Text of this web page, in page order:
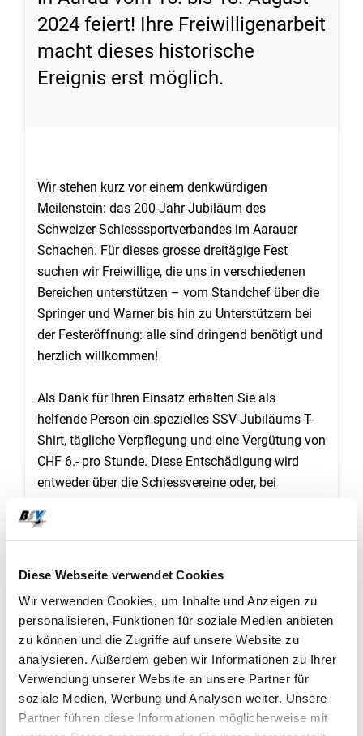
Diese Webseite verwendet Cookies
Wir verwenden Cookies, um Inhalte und Anzeigen zu
personalisieren, Funktionen für soziale Medien anbieten
zu können und die Zugriffe auf unsere Website zu
analysieren. Außerdem geben wir Informationen zu Ihrer
Verwendung unserer Website an unsere Partner für
soziale Medien, Werbung und Analysen weiter. Unsere
Partner führen diese Informationen möglicherweise mit
2024 feiert! Ihre Freiwilligenarbeit
macht dieses historische
Ereignis erst möglich.
Wir stehen kurz vor einem denkwürdigen
Meilenstein: das 200-Jahr-Jubiläum des
Schweizer Schiesssportverbandes im Aarauer
Schachen. Für dieses grosse dreitägige Fest
suchen wir Freiwillige, die uns in verschiedenen
Bereichen unterstützen – vom Standchef über die
Springer und Warner bis hin zu Unterstützern bei
der Festeröffnung: alle sind dringend benötigt und
herzlich willkommen!
Als Dank für Ihren Einsatz erhalten Sie als
helfende Person ein spezielles SSV-Jubiläums-T-
Shirt, tägliche Verpflegung und eine Vergütung von
CHF 6.- pro Stunde. Diese Entschädigung wird
entweder über die Schiessvereine oder, bei
Festivitäten ausbezahlt.
Ein faszinierendes Festprogramm: Das
Rahmenprogramm bereit, mit Auftritten der Folk-
und Indie-Rock Band «77 Bombay Street» und des
beliebten Komiker-Duos Lapsus. Neben dem
offiziellen Festakt erwartet die Besucherinnen und
Besucher ein grosses Rahmenprogramm mit
Festumzug, Apéro und Festbankett mit einem 3-